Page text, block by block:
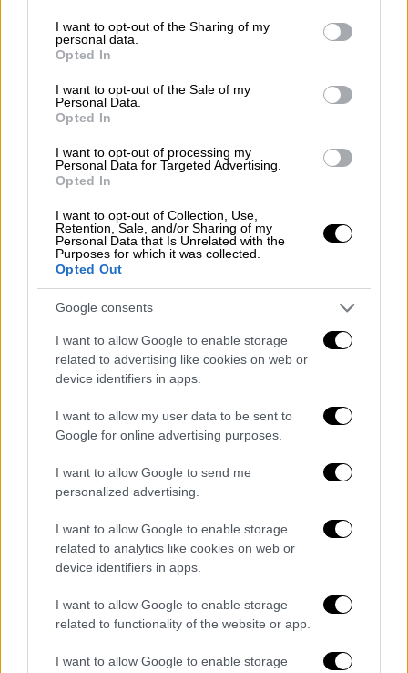
not limited to your visit or usage behaviour. You may click to
grant or deny consent to Google and its third-party tags to
use your data for below specified purposes in below Google
consent section.
I want to opt-out of the Sharing of my
personal data.
Opted In
I want to opt-out of the Sale of my
Personal Data.
Opted In
I want to opt-out of processing my
Personal Data for Targeted Advertising.
Opted In
I want to opt-out of Collection, Use,
Retention, Sale, and/or Sharing of my
Personal Data that Is Unrelated with the
Purposes for which it was collected.
Opted Out
Google consents
I want to allow Google to enable storage
related to advertising like cookies on web or
device identifiers in apps.
I want to allow my user data to be sent to
Google for online advertising purposes.
I want to allow Google to send me
personalized advertising.
I want to allow Google to enable storage
related to analytics like cookies on web or
device identifiers in apps.
I want to allow Google to enable storage
related to functionality of the website or app.
I want to allow Google to enable storage
πλαίσιο της μήνυσης που είχαν καταθέσει οι
γονείς του κοριτσιού κατά παντός
υπευθύνου.
Όπως έγινε γνωστό, στο πλαίσιο της
κατεύθυνσηο εισαγγελέας ζήτησε να
διερευνηθεί, εάν τηρήθηκαν οι διαδικασίες
που προβλέπει υπουργική απόφαση για τη
συντήρηση των παιδικών χαρών και την
πρόληψη ελέγχων . Επίσης ζήτησε να
προσκομιστεί το πιστοποιητικό
καταλληλότητας από την κατασκευάστρια
εταιρεία της παιδικής χαράς και να
συμπεριληφθούν στη δικογραφία η έκθεση
αυτοψίας και η ιατροδικαστική έρευνα της
Εκτός από την εισαγγελική έρευνα, και ο
Δήμος Θεσσαλονίκης
εξετάζει τι συνέβη με
τη συντήρηση της συγκεκριμένης παιδικής
Αντιδήμαρχος Τεχνικών ΈργωνΜάκης
Κυριζίδης, που με την ιδιότητα του
συλληφθέντα στην Εισαγγελία Πρωτοδικών.